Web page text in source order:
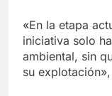
«En la etapa
iniciativa solo
ambiental, sin
su